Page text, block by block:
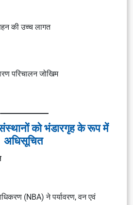
की उच्च लागत
परिचालन जोखिम
संस्थानों को भंडारगृह के रूप में
अधिसूचित
(NBA) ने पर्यावरण, वन एवं